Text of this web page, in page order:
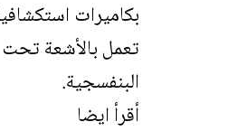
بكاميرات
تعمل بالأشعة
البنفسجية.
أقرأ ايضا